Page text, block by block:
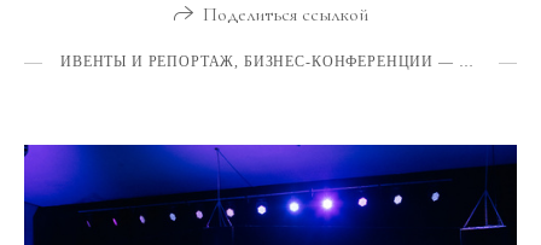
Поделиться ссылкой